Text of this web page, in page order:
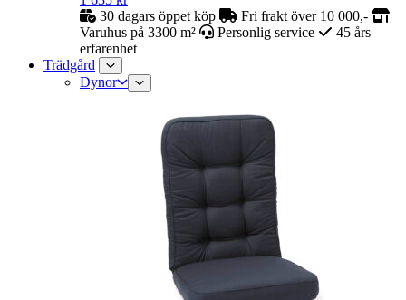
30 dagars öppet köp
Fri frakt över 10 000,-
Varuhus på 3300 m²
Personlig service
45 års
erfarenhet
Trädgård
Dynor